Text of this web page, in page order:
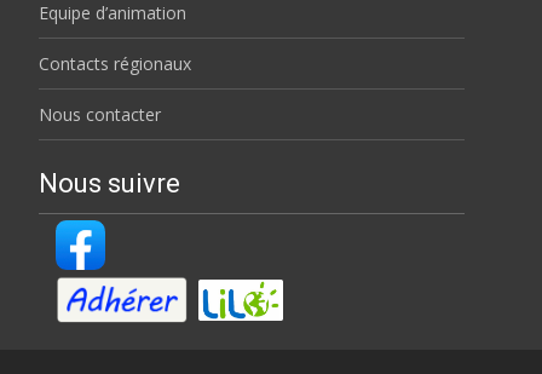
Equipe d’animation
Contacts régionaux
Nous contacter
Nous suivre